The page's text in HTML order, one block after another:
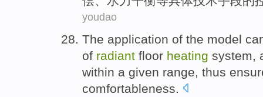
youdao
The application of the model
of radiant floor heating system
within a given range thus
comfortableness